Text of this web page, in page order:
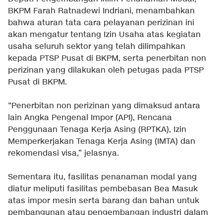
BKPM Farah Ratnadewi Indriani, menambahkan
bahwa aturan tata cara pelayanan perizinan ini
akan mengatur tentang Izin Usaha atas kegiatan
usaha seluruh sektor yang telah dilimpahkan
kepada PTSP Pusat di BKPM, serta penerbitan non
perizinan yang dilakukan oleh petugas pada PTSP
Pusat di BKPM.
“Penerbitan non perizinan yang dimaksud antara
lain Angka Pengenal Impor (API), Rencana
Penggunaan Tenaga Kerja Asing (RPTKA), Izin
Memperkerjakan Tenaga Kerja Asing (IMTA) dan
rekomendasi visa,” jelasnya.
Sementara itu, fasilitas penanaman modal yang
diatur meliputi fasilitas pembebasan Bea Masuk
atas impor mesin serta barang dan bahan untuk
pembangunan atau pengembangan industri dalam